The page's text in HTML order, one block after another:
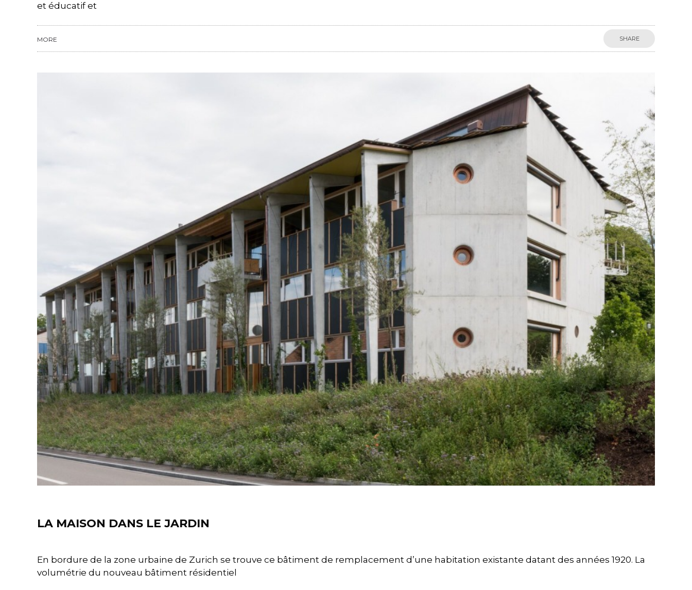
et éducatif et
MORE SHARE
LA MAISON DANS LE JARDIN
En bordure de la zone urbaine de Zurich se trouve ce bâtiment de remplacement d’une habitation existante datant des années 1920. La
volumétrie du nouveau bâtiment résidentiel